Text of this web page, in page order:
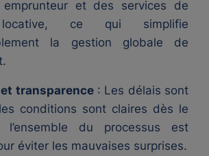
emprunteur et des services de
ce qui simplifie
la gestion globale de
transparence: Les délais sont
conditions sont claires dès le
du processus est
éviter les mauvaises surprises.